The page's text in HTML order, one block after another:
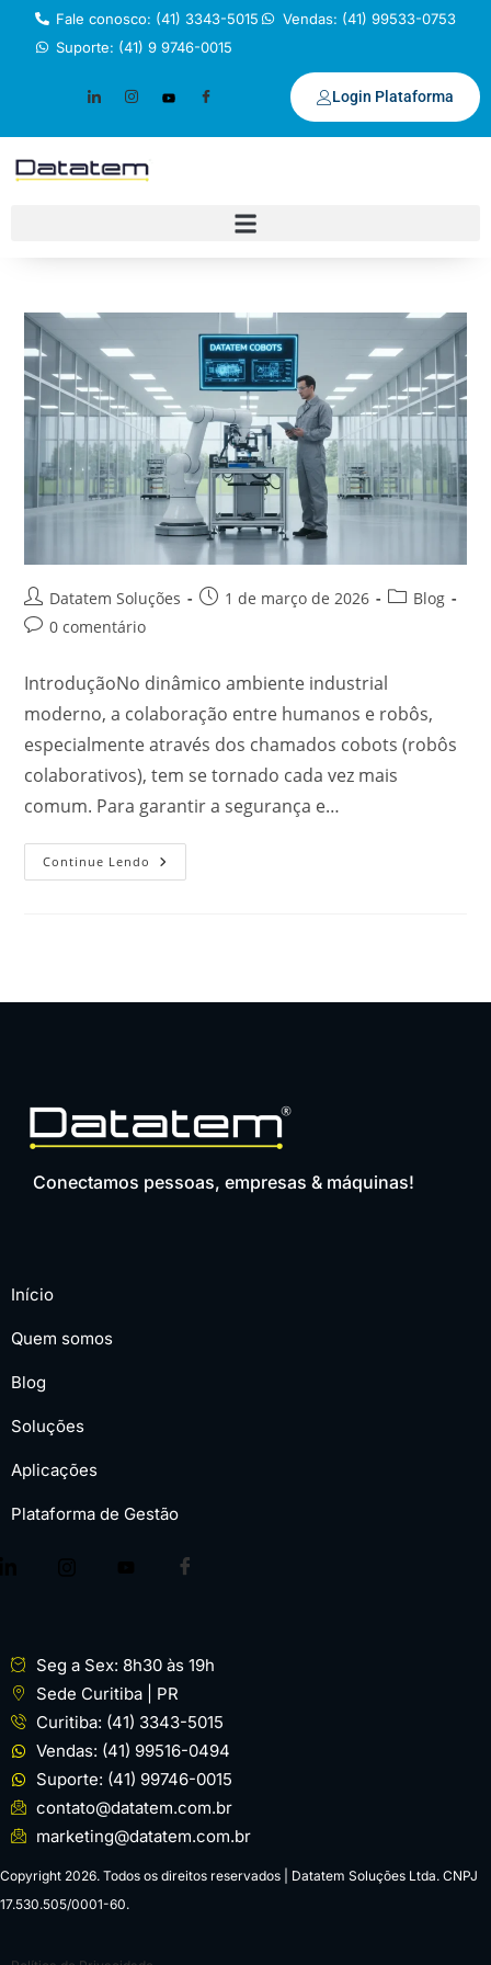
Fale conosco: (41) 3343-5015
Vendas: (41) 99533-0753
Suporte: (41) 9 9746-0015
Login Plataforma
Datatem Soluções 1 de março de 2026
Blog
0 comentário
IntroduçãoNo dinâmico ambiente industrial
moderno, a colaboração entre humanos e robôs,
especialmente através dos chamados cobots (robôs
colaborativos), tem se tornado cada vez mais
comum. Para garantir a segurança e…
Continue Lendo
Conectamos pessoas, empresas & máquinas!
Início
Quem somos
Blog
Soluções
Aplicações
Plataforma de Gestão
Seg a Sex: 8h30 às 19h
Sede Curitiba | PR
Curitiba: (41) 3343-5015
Vendas: (41) 99516-0494
Suporte: (41) 99746-0015
contato@datatem.com.br
marketing@datatem.com.br
Copyright 2026. Todos os direitos reservados | Datatem Soluções Ltda. CNPJ
17.530.505/0001-60.